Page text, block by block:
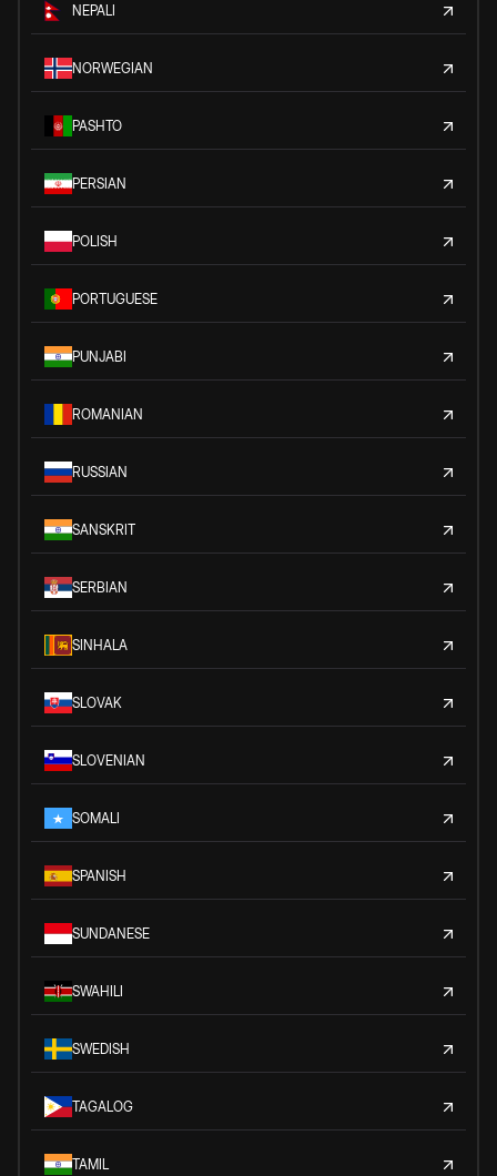
NEPALI
NORWEGIAN
PASHTO
PERSIAN
POLISH
PORTUGUESE
PUNJABI
ROMANIAN
RUSSIAN
SANSKRIT
SERBIAN
SINHALA
SLOVAK
SLOVENIAN
SOMALI
SPANISH
SUNDANESE
SWAHILI
SWEDISH
TAGALOG
TAMIL